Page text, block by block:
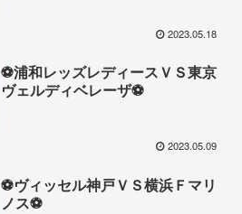
2023.05.18
⚽浦和レッズレディースＶＳ東京
ヴェルディベレーザ⚽
2023.05.09
⚽ヴィッセル神戸ＶＳ横浜Ｆマリ
ノス⚽